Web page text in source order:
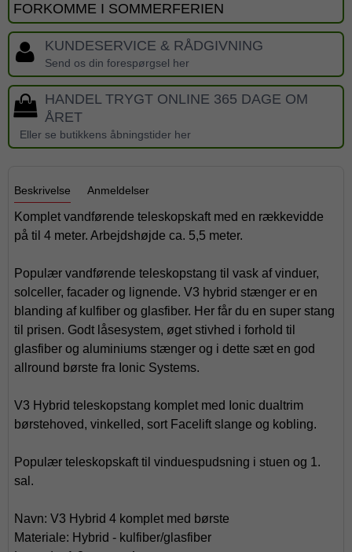
FORKOMME I SOMMERFERIEN
KUNDESERVICE & RÅDGIVNING
Send os din forespørgsel her
HANDEL TRYGT ONLINE 365 DAGE OM
ÅRET
Eller se butikkens åbningstider her
Beskrivelse Anmeldelser
Komplet vandførende teleskopskaft med en rækkevidde
på til 4 meter. Arbejdshøjde ca. 5,5 meter.
Populær vandførende teleskopstang til vask af vinduer,
solceller, facader og lignende. V3 hybrid stænger er en
blanding af kulfiber og glasfiber. Her får du en super stang
til prisen. Godt låsesystem, øget stivhed i forhold til
glasfiber og aluminiums stænger og i dette sæt en god
allround børste fra Ionic Systems.
V3 Hybrid teleskopstang komplet med Ionic dualtrim
børstehoved, vinkelled, sort Facelift slange og kobling.
Populær teleskopskaft til vinduespudsning i stuen og 1.
sal.
Navn: V3 Hybrid 4 komplet med børste
Materiale: Hybrid - kulfiber/glasfiber